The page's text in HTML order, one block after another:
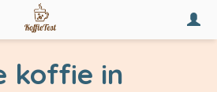
koffie in